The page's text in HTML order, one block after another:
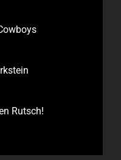
Rutsch!